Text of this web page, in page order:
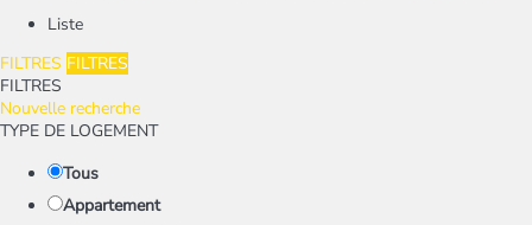
Liste
FILTRES FILTRES
FILTRES
Nouvelle recherche
TYPE DE LOGEMENT
Tous
Appartement